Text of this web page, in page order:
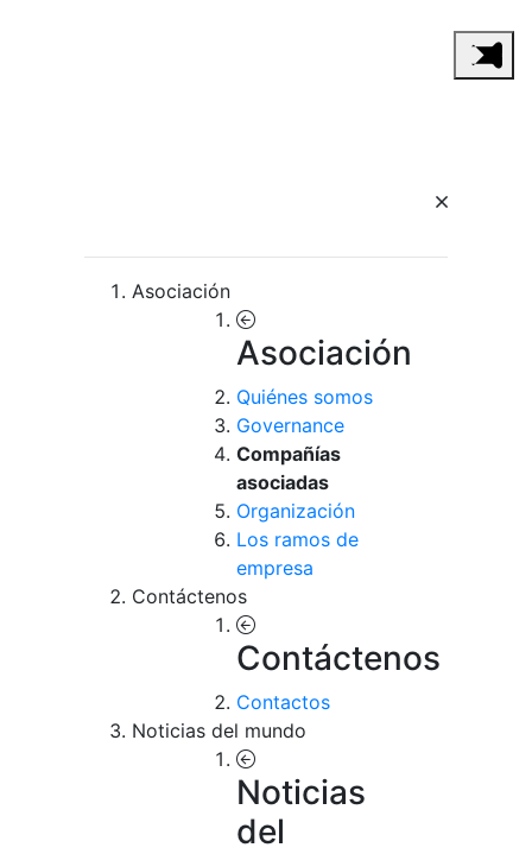
Asociación
Asociación
Quiénes somos
Governance
Compañías
asociadas
Organización
Los ramos de
empresa
Contáctenos
Contáctenos
Contactos
Noticias del mundo
Noticias
del